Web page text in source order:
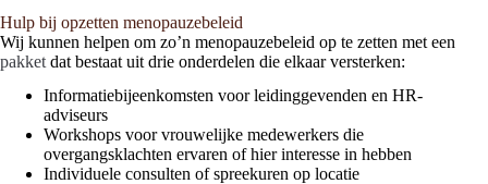
Hulp bij opzetten menopauzebeleid
Wij kunnen helpen om zo’n menopauzebeleid op te zetten met een
pakket dat bestaat uit drie onderdelen die elkaar versterken:
Informatiebijeenkomsten voor leidinggevenden en HR-
adviseurs
Workshops voor vrouwelijke medewerkers die
overgangsklachten ervaren of hier interesse in hebben
Individuele consulten of spreekuren op locatie